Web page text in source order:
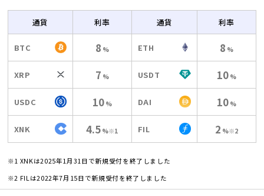
通貨 利率 通貨 利率
BTC 8 % ETH 8 %
XRP 7 % USDT 10%
USDC 10% DAI 10%
XNK 4.5 %※1 FIL 2 %※2
※1 XNKは2025年1月31日で新規受付を終了しました
※2 FILは2022年7月15日で新規受付を終了しました